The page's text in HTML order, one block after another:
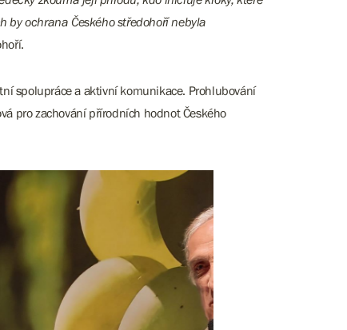
ochrana Českého středohoří nebyla
spolupráce a aktivní komunikace. Prohlubování
pro zachování přírodních hodnot Českého